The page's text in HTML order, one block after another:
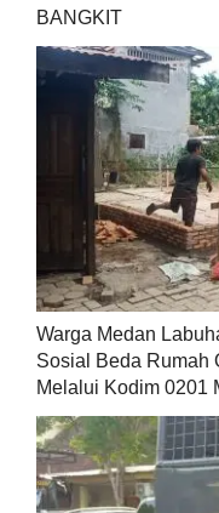
BANGKIT
Warga Medan
Sosial Beda Rumah
Melalui Kodim 0201